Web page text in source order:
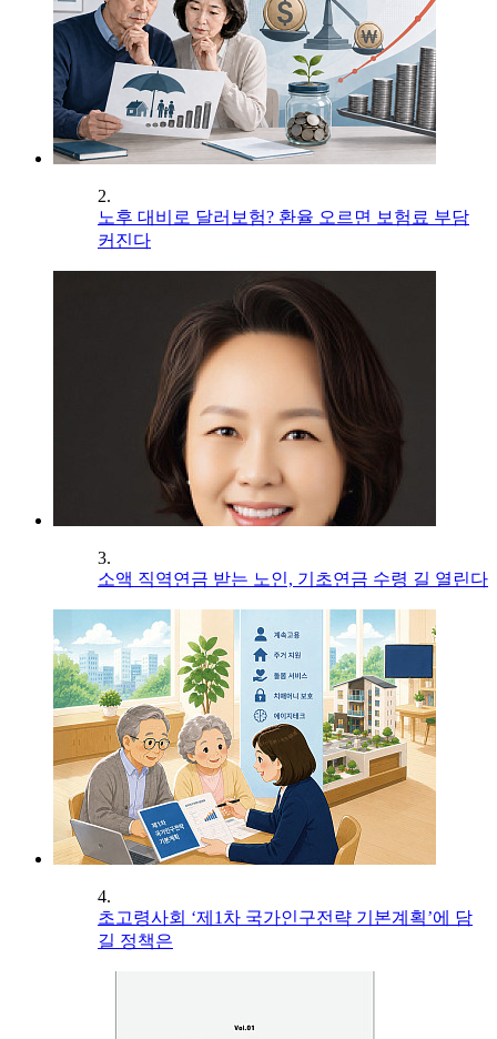
2.
노후 대비로 달러보험? 환율 오르면 보험료 부담
커진다
3.
소액 직역연금 받는 노인, 기초연금 수령 길 열린다
4.
초고령사회 ‘제1차 국가인구전략 기본계획’에 담
길 정책은